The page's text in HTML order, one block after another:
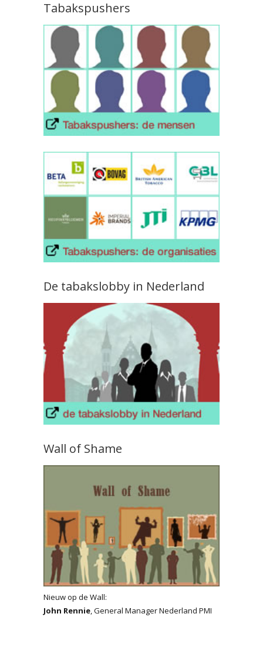
Tabakspushers
De tabakslobby in Nederland
Wall of Shame
Nieuw op de Wall:
John Rennie, General Manager Nederland PMI